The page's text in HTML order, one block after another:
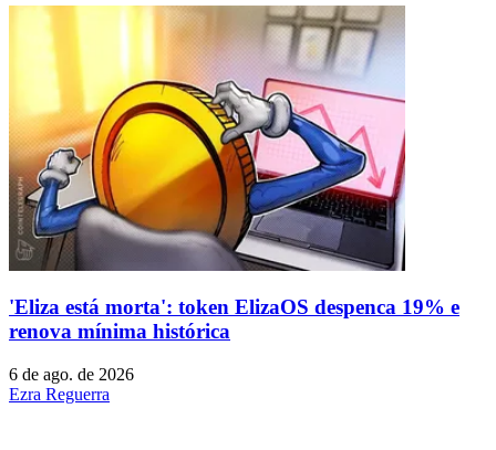
'Eliza está morta': token ElizaOS despenca 19% e
renova mínima histórica
6 de ago. de 2026
Ezra Reguerra